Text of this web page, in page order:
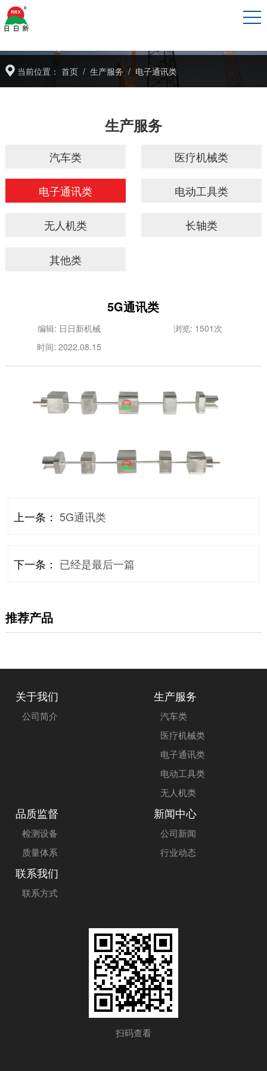
当前位置：首页 /生产服务 / 电子通讯类
生产服务
汽车类 医疗机械类
电子通讯类 电动工具类
无人机类 长轴类
其他类
5G通讯类
编辑: 日日新机械
浏览: 1501次
时间: 2022.08.15
上一条： 5G通讯类
下一条： 已经是最后一篇
推荐产品
关于我们
公司简介
生产服务
汽车类
医疗机械类
电子通讯类
电动工具类
无人机类
品质监督
检测设备
质量体系
新闻中心
公司新闻
行业动态
联系我们
联系方式
扫码查看